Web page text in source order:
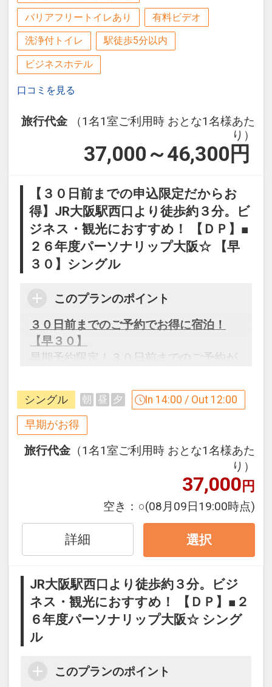
バリアフリートイレあり 有料ビデオ
洗浄付トイレ 駅徒歩5分以内
ビジネスホテル
口コミを見る
旅行代金
（1名1室ご利用時 おとな1名様あた
り）
37,000～46,300 円
【３０日前までの申込限定だからお
得】JR大阪駅西口より徒歩約３分。ビ
ジネス・観光におすすめ！ 【ＤＰ】■
２６年度パーソナリップ大阪☆ 【早
３０】シングル
このプランのポイント
３０日前までのご予約でお得に宿泊！
【早３０】
早期予約限定！３０日前までのご予約が
※本プランは３０日前までの受付限定で
す。
２９日前以降の宿泊条件の変更（部屋、
人数、おとな・こどもの内訳、食事条
件・内容 等）はできません。
「食事なしプラン」と「朝食付プラン」
をご用意しています。
●「食事なしプラン」と「朝食付プラ
ン」を掲載しています。
※ご覧のページの【食事条件】をお確か
設定期間：2026年4月1日～2027年3月
31日
インターネットコース番号：DP-1-
シングル 朝 昼 夕 In 14:00 / Out 12:00
早期がお得
旅行代金 （1名1室ご利用時 おとな1名様あた
り）
37,000円
空き： ○(08月09日19:00時点)
詳細 選択
JR大阪駅西口より徒歩約３分。ビジ
ネス・観光におすすめ！ 【ＤＰ】■２
６年度パーソナリップ大阪☆ シング
ル
このプランのポイント